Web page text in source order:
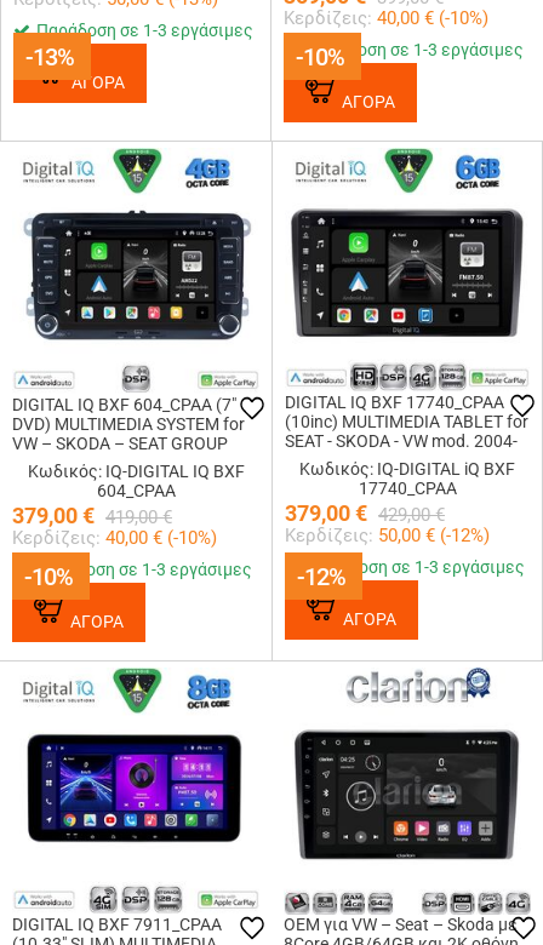
-13%
-13%
Παράδοση σε 1-3 εργάσιμες
ΑΓΟΡΑ
-10%
Κερδίζεις: 40,00 € (-10%)
-10%
Παράδοση σε 1-3 εργάσιμες
ΑΓΟΡΑ
-10%
DIGITAL IQ BXF 604_CPAA (7"
DVD) MULTIMEDIA SYSTEM for
VW – SKODA – SEAT GROUP
mod. 2004-2018
Κωδικός: IQ-DIGITAL IQ BXF
604_CPAA
379,00€ 419,00 €
Κερδίζεις: 40,00 € (-10%)
-10%
Παράδοση σε 1-3 εργάσιμες
ΑΓΟΡΑ
-12%
DIGITAL IQ BXF 17740_CPAA
(10inc) MULTIMEDIA TABLET for
SEAT - SKODA - VW mod. 2004-
2014
Κωδικός: IQ-DIGITAL iQ BXF
17740_CPAA
379,00€ 429,00 €
Κερδίζεις: 50,00 € (-12%)
-12%
Παράδοση σε 1-3 εργάσιμες
ΑΓΟΡΑ
DIGITAL IQ BXF 7911_CPAA
OEM για VW – Seat – Skoda με